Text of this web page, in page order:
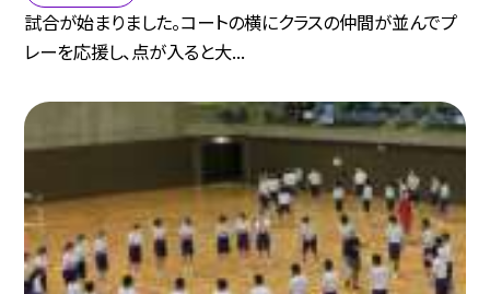
試合が始まりました。コートの横にクラスの仲間が並んでプ
レーを応援し、点が入ると大...